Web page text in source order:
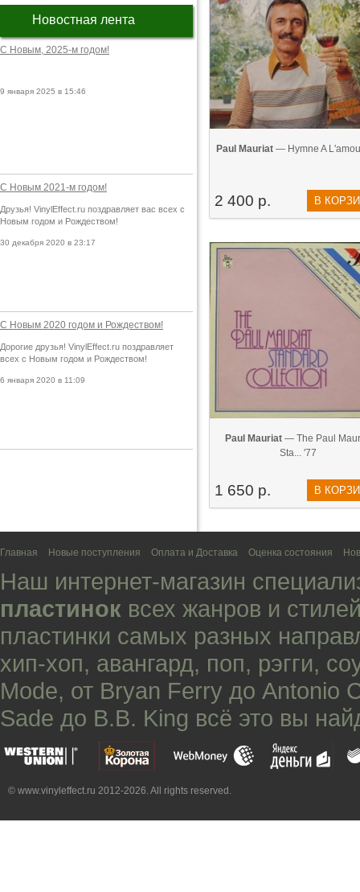
Новостная лента
С Новым, 2025-м годом!
9 января 2025 в 15:46
С Новым 2021-м годом!
Друзья! VinylEffect.ru поздравляет вас всех с
Новым годом и Рождеством!
30 декабря 2020 в 23:17
С Новым 2020 годом и Рождеством!
Дорогие друзья! VinylEffect.ru поздравляет
всех с Новым годом и Рождеством!
6 января 2020 в 11:09
Paul Mauriat — Hymne A
2 400 р. В
Paul Mauriat— The Paul
Sta... '77
1 650 р. В
Главная Новые поступления Оплата и Доставка Оценка состояния
Наш интернет-магазин
пластинок всех жанров и
пластинки самых разных
хип-хоп, авангард, поп, рэгги,
Mode, от Bryan Ferry до Antonio
Sade до B.B. King всё это вы
© www.vinyleffect.ru 2012-2026. All rights reserved.